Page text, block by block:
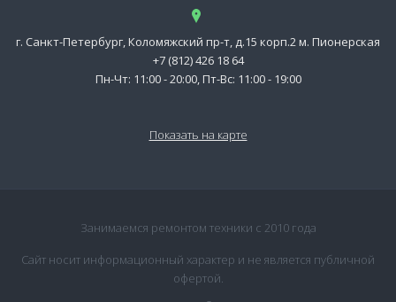
г. Санкт-Петербург, Коломяжский пр-т, д.15 корп.2 м. Пионерская
+7 (812) 426 18 64
Пн-Чт: 11:00 - 20:00, Пт-Вс: 11:00 - 19:00
Показать на карте
Занимаемся ремонтом техники с 2010 года
Сайт носит информационный характер и не является публичной
офертой.